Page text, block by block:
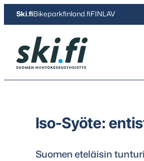
Siirry
sisältöön
Ski.fiBikeparkfinland.fiFINLAV
Ski.fi
Iso-Syöte:
Suomen eteläisin